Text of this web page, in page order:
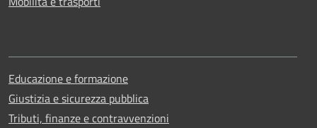
Educazione e formazione
Giustizia e sicurezza pubblica
Tributi, finanze e contravvenzioni